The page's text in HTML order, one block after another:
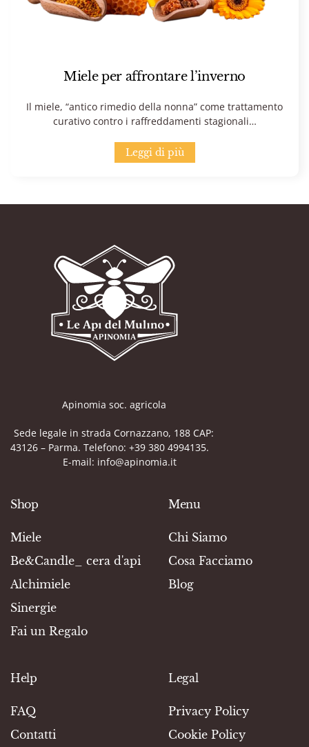
Miele per affrontare l’inverno
Il miele, “antico rimedio della nonna” come trattamento
curativo contro i raffreddamenti stagionali…
Leggi di più
Apinomia soc. agricola
Sede legale in strada Cornazzano, 188 CAP:
43126 – Parma. Telefono: +39 380 4994135.
E-mail: info@apinomia.it
Shop
Miele
Be&Candle_ cera d'api
Alchimiele
Sinergie
Fai un Regalo
Menu
Chi Siamo
Cosa Facciamo
Blog
Help
FAQ
Contatti
Legal
Privacy Policy
Cookie Policy